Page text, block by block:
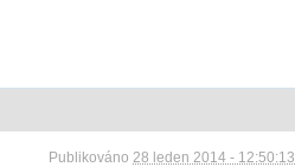
Publikováno28 leden 2014 - 12:50:13